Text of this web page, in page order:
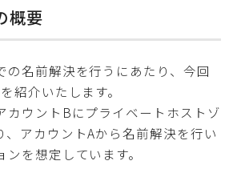
概要
の名前解決を行うにあたり、今回
紹介いたします。
カウントBにプライベートホストゾ
、アカウントAから名前解決を行い
を想定しています。